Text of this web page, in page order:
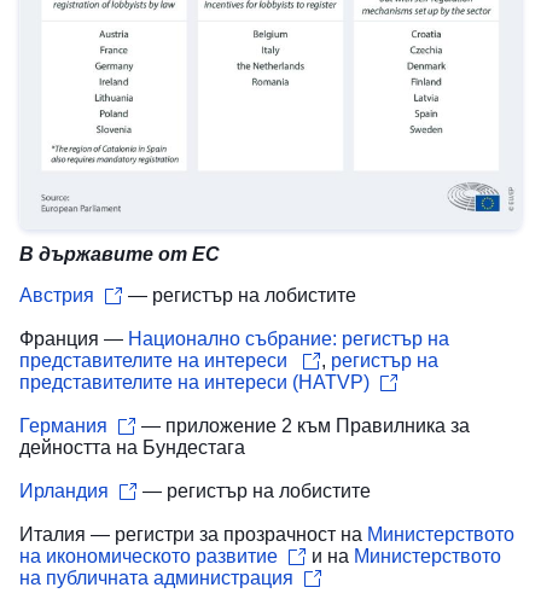
В държавите от ЕС
Австрия
— регистър на лобистите
Франция — Национално събрание: регистър на
представителите на интереси
, регистър на
представителите на интереси (HATVP)
Германия
— приложение 2 към Правилника за
дейността на Бундестага
Ирландия — регистър на лобистите
Италия — регистри за прозрачност на Министерството
на икономическото развитие
и на Министерството
на публичната администрация